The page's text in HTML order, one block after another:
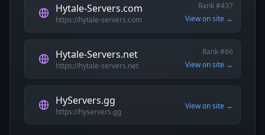
Hytale-Servers.com
https://hytale-servers.com
Rank #437
View on site →
Hytale-Servers.net
https://hytale-servers.net
Rank #66
View on site →
HyServers.gg
https://hyservers.gg
View on site →